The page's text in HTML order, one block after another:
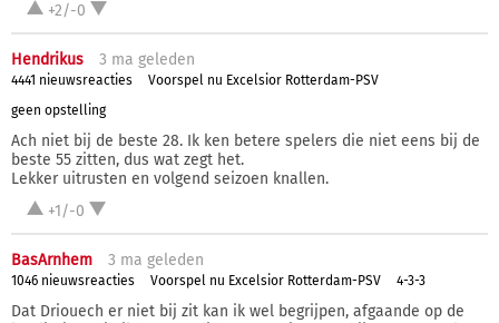
+2/-0
Hendrikus 3 ma geleden
4441 nieuwsreacties
Voorspel nu Excelsior Rotterdam-PSV
geen opstelling
Ach niet bij de beste 28. Ik ken betere spelers die niet eens bij de
beste 55 zitten, dus wat zegt het.
Lekker uitrusten en volgend seizoen knallen.
+1/-0
BasArnhem 3 ma geleden
1046 nieuwsreacties Voorspel nu Excelsior Rotterdam-PSV 4-3-3
Dat Driouech er niet bij zit kan ik wel begrijpen, afgaande op de